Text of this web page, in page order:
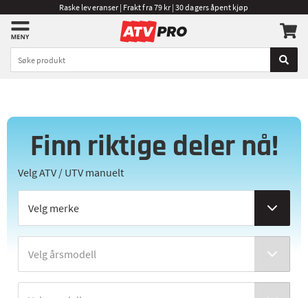
Raske leveranser | Frakt fra 79 kr | 30 dagers åpent kjøp
Finn riktige deler nå!
Velg ATV / UTV manuelt